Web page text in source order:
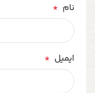
نام *
ایمیل *